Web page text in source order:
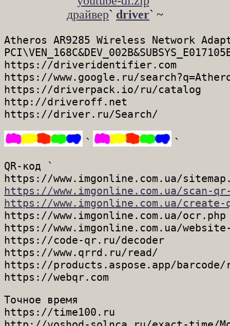
драйвер` driver` ~
Atheros AR9285 Wireless Network
https://driveridentifier.com
https://www.google.ru/
https://driverpack.io/ru/catalog
http://driveroff.net
` `
QR-код `
https://www.imgonline.com.ua/scan-
https://www.imgonline.com.ua/create-
https://www.imgonline.com.ua/ocr.php
https://www.imgonline.com.ua/
https://code-qr.ru/decoder
https://www.qrrd.ru/read/
https://products.aspose.app/barcode/
Точное время
https://time100.ru